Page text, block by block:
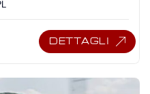
DETTAGLI